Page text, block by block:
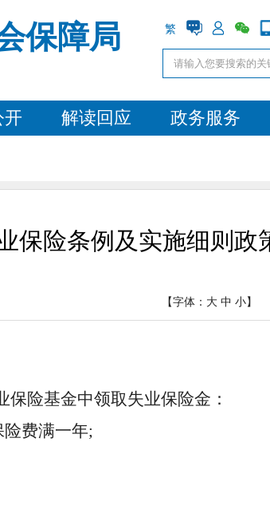
保障局 繁
开 解读回应 政务服务
保险条例及实施细则政
【字体： 大 中 小】
保险基金中领取失业保险金 ：
费满一年;